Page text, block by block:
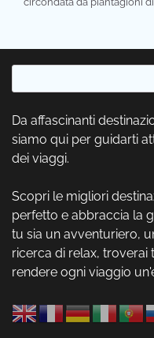
Da affascinanti
siamo qui per guidarti
dei viaggi.
Scopri le migliori
perfetto e abbraccia la
tu sia un avventuriero,
ricerca di relax,
rendere ogni viaggio